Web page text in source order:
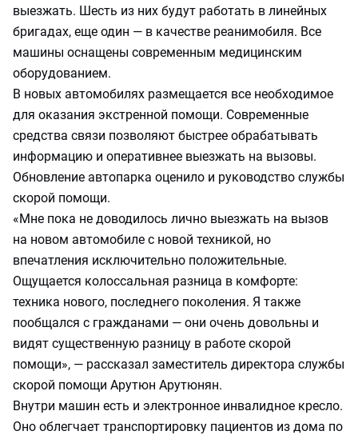
выезжать. Шесть из них будут работать в линейных
бригадах, еще один — в качестве реанимобиля. Все
машины оснащены современным медицинским
оборудованием.
В новых автомобилях размещается все необходимое
для оказания экстренной помощи. Современные
средства связи позволяют быстрее обрабатывать
информацию и оперативнее выезжать на вызовы.
Обновление автопарка оценило и руководство службы
скорой помощи.
«Мне пока не доводилось лично выезжать на вызов
на новом автомобиле с новой техникой, но
впечатления исключительно положительные.
Ощущается колоссальная разница в комфорте:
техника нового, последнего поколения. Я также
пообщался с гражданами — они очень довольны и
видят существенную разницу в работе скорой
помощи», — рассказал заместитель директора службы
скорой помощи Арутюн Арутюнян.
Внутри машин есть и электронное инвалидное кресло.
Оно облегчает транспортировку пациентов из дома по